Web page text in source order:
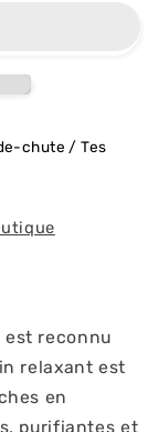
chute / Tes
est reconnu
relaxant est
en
purifiantes et